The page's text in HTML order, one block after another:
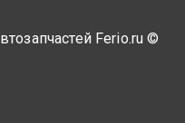
Ferio.ru ©